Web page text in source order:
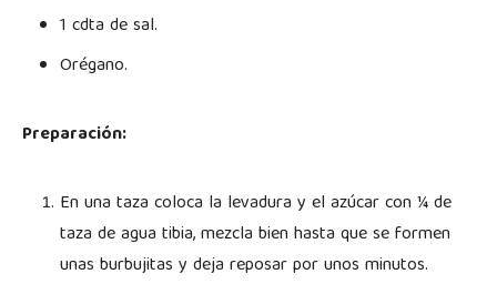
1 cdta de sal.
Orégano.
Preparación:
En una taza coloca la levadura y el azúcar con ¼ de
taza de agua tibia, mezcla bien hasta que se formen
unas burbujitas y deja reposar por unos minutos.